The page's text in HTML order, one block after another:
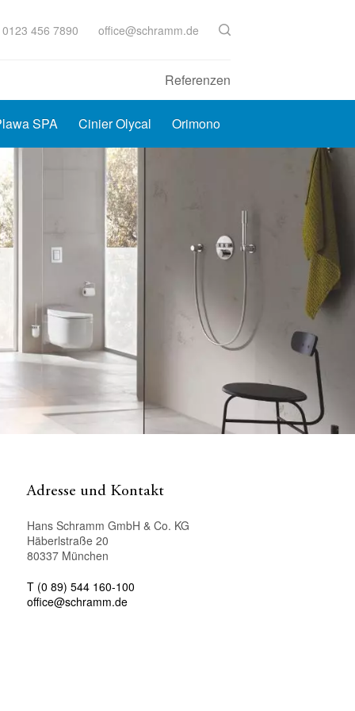
Referenzen
456 7890 office@schramm.de
SPA Cinier Olycal Orimono
Adresse und Kontakt
Hans Schramm GmbH & Co. KG
Häberlstraße 20
80337 München
T (0 89) 544 160-100
office@schramm.de